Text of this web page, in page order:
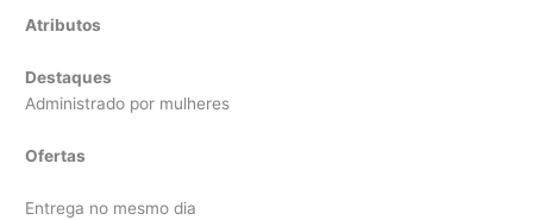
Atributos
Destaques
Administrado por mulheres
Ofertas
Entrega no mesmo dia